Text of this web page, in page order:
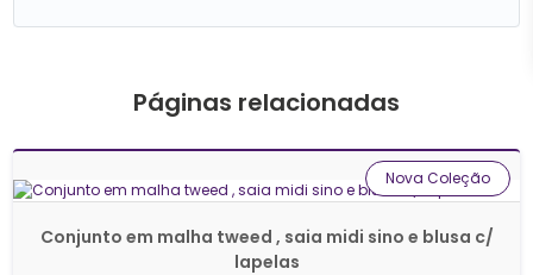
Páginas relacionadas
Conjunto em malha tweed , saia midi sino e blusa c/
lapelas
Nova Coleção